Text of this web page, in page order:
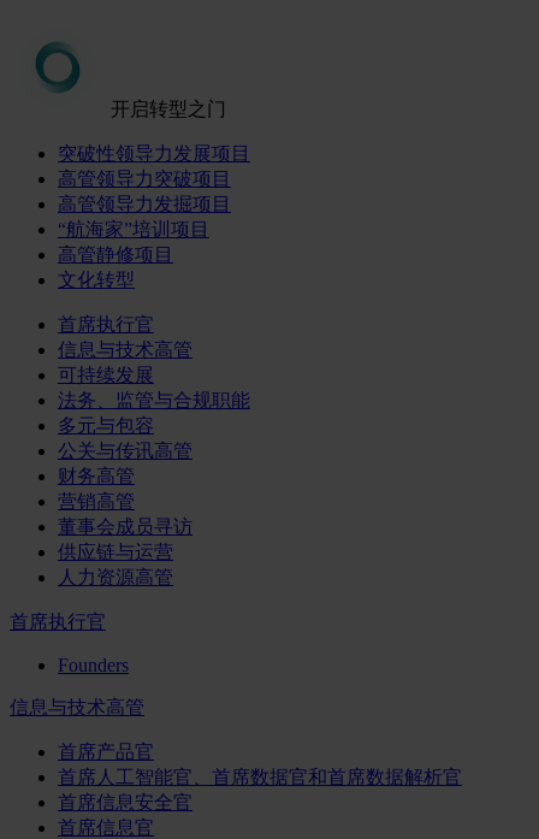
开启转型之门
突破性领导力发展项目
高管领导力突破项目
高管领导力发掘项目
“航海家”培训项目
高管静修项目
文化转型
首席执行官
信息与技术高管
可持续发展
法务、监管与合规职能
多元与包容
公关与传讯高管
财务高管
营销高管
董事会成员寻访
供应链与运营
人力资源高管
首席执行官
Founders
信息与技术高管
首席产品官
首席人工智能官、首席数据官和首席数据解析官
首席信息安全官
首席信息官